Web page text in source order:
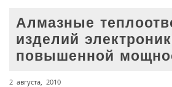
Алмазные
изделий
повышенной
2 августа, 2010